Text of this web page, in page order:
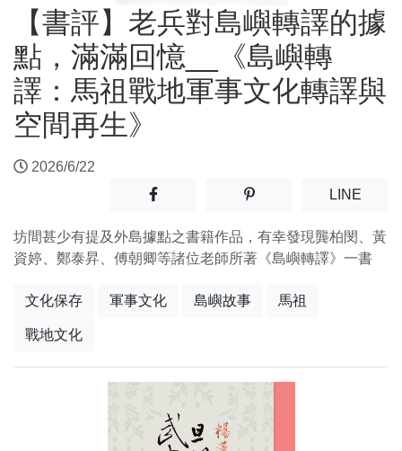
【書評】老兵對島嶼轉譯的據
點，滿滿回憶__《島嶼轉
譯：馬祖戰地軍事文化轉譯與
空間再生》
2026/6/22
分享至facebook(另開新視窗)
分享至噗浪(另開新視窗)
LINE(另開
坊間甚少有提及外島據點之書籍作品，有幸發現龔柏閔、黃
資婷、鄭泰昇、傅朝卿等諸位老師所著《島嶼轉譯》一書
文化保存 軍事文化 島嶼故事 馬祖
戰地文化